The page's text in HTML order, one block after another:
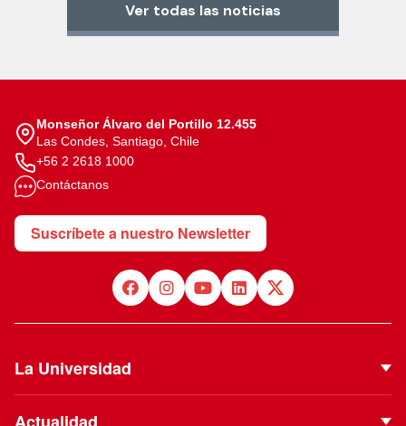
Ver todas las noticias
Monseñor Álvaro del Portillo 12.455
Las Condes, Santiago, Chile
+56 2 2618 1000
Contáctanos
Suscríbete a nuestro Newsletter
La Universidad